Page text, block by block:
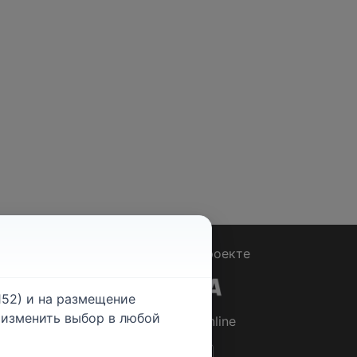
О проекте
© 2026Rabotniki.online
и на размещение
выбор в любой